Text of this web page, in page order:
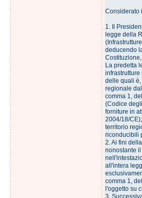
Considerato
1. Il
legge della
deducendo
La predetta
delle quali
regionale
comma 1,
(Codice
forniture in
2004/18/
territorio
riconducibili
2. Ai fini
nonostante
all'intera
comma 1,
l'oggetto su
3.